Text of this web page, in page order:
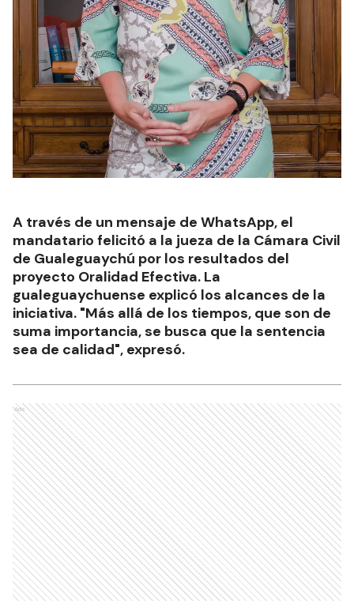
A través de un mensaje de WhatsApp, el
mandatario felicitó a la jueza de la Cámara Civil
de Gualeguaychú por los resultados del
proyecto Oralidad Efectiva. La
gualeguaychuense explicó los alcances de la
iniciativa. "Más allá de los tiempos, que son de
suma importancia, se busca que la sentencia
sea de calidad", expresó.
Ads